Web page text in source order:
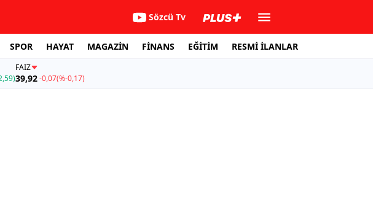
Sözcü Tv
SPOR HAYAT MAGAZİN FİNANS EĞİTİM RESMİ İLANLAR
FAİZ
39,92-0,07(%-0,17)